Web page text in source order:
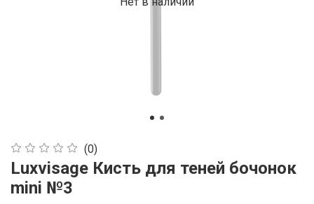
(0)
Luxvisage Кисть для теней бочонок
mini №3